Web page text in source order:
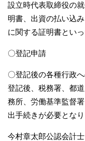
設立時代表取締役の
明書、出資の払い込
に関する証明書とい
〇登記申請
〇登記後の各種行政
登記後、税務署、都
務所、労働基準監督
出手続きが必要となり
今村章太郎公認会計